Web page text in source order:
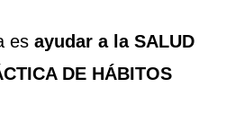
es ayudar a la SALUD
DE HÁBITOS